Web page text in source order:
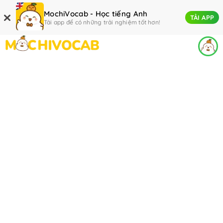
MochiVocab - Học tiếng Anh
Tải app để có những trải nghiệm tốt hơn!
TẢI APP